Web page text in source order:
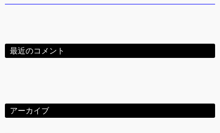
最近のコメント
アーカイブ